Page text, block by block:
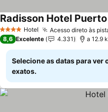
4 EstrelasHotel Acesso direto às
Radisson Hotel
8,6 Excelente 4.331 a 12.9
Selecione as datas para ver
exatos.